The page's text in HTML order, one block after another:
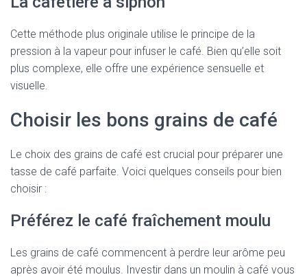
Cette méthode plus originale utilise le principe de la
pression à la vapeur pour infuser le café. Bien qu’elle soit
plus complexe, elle offre une expérience sensuelle et
visuelle.
Choisir les bons grains de café
Le choix des grains de café est crucial pour préparer une
tasse de café parfaite. Voici quelques conseils pour bien
choisir :
Préférez le café fraîchement moulu
Les grains de café commencent à perdre leur arôme peu
après avoir été moulus. Investir dans un moulin à café vous